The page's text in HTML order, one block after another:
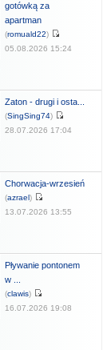
gotówką za
apartman
(romuald22)
05.08.2026 15:24
Zaton - drugi i osta...
(SingSing74)
28.07.2026 17:04
Chorwacja-wrzesień
(azrael)
13.07.2026 13:55
Pływanie pontonem
w ...
(clawis)
16.07.2026 19:08